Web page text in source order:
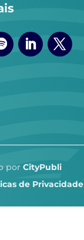
por CityPubli
de Privacidade